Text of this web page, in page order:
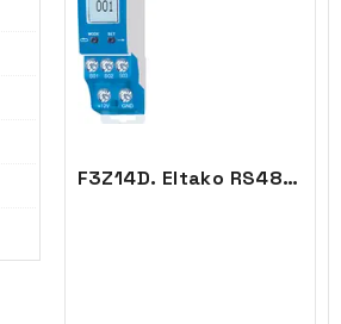
F3Z14D. Eltako RS485 So buss samler